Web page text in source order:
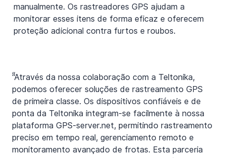
manualmente. Os rastreadores GPS ajudam a
monitorar esses itens de forma eficaz e oferecem
proteção adicional contra furtos e roubos.
“
“Através da nossa colaboração com a Teltonika,
podemos oferecer soluções de rastreamento GPS
de primeira classe. Os dispositivos confiáveis e de
ponta da Teltonika integram-se facilmente à nossa
plataforma GPS-server.net, permitindo rastreamento
preciso em tempo real, gerenciamento remoto e
monitoramento avançado de frotas. Esta parceria